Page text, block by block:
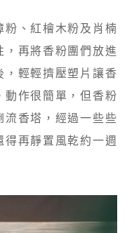
粉、紅檜木粉及肖楠
再將香粉團們放進
輕輕擠壓塑片讓香
動作很簡單，但香粉
流香塔，經過一些些
得再靜置風乾約一週